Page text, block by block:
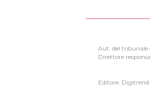
Aut. del tribunale
Direttore
Editore: Digitrend